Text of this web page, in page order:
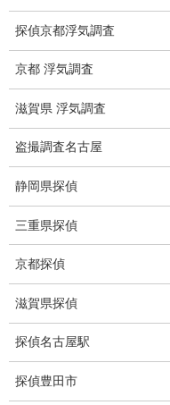
痴漢防止対策調査
下着窃盗犯防止対策調査
猫犬の捜索
所在調査
調査料金
浮気調査特別プラン
ストーカー関連調査料金
探偵京都浮気調査
京都 浮気調査
滋賀県 浮気調査
盗撮調査名古屋
静岡県探偵
三重県探偵
京都探偵
滋賀県探偵
探偵名古屋駅
探偵豊田市